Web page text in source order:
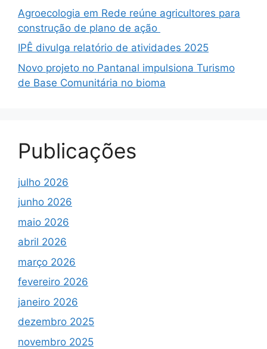
Agroecologia em Rede reúne agricultores para
construção de plano de ação
IPÊ divulga relatório de atividades 2025
Novo projeto no Pantanal impulsiona Turismo
de Base Comunitária no bioma
Publicações
julho 2026
junho 2026
maio 2026
abril 2026
março 2026
fevereiro 2026
janeiro 2026
dezembro 2025
novembro 2025